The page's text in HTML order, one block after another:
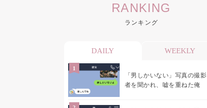
トレンド ワードRANKING
ランキング
DAILY WEEKLY
「男しかいない」写真の撮影
者を聞かれ、嘘を重ねた俺